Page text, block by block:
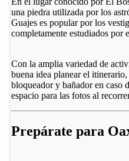
una piedra utilizada por los
Guajes es popular por los
completamente estudiados por
Con la amplia variedad de
buena idea planear el
bloqueador y bañador en caso
espacio para las fotos al
Prepárate para